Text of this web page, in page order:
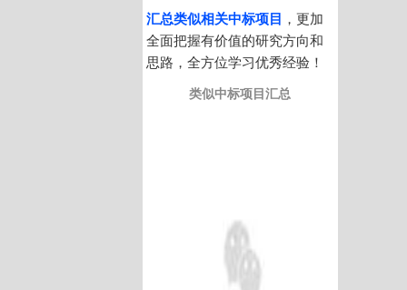
汇总类似相关中标项目
，更加
全面把握有价值的研究方向和
思路，全方位学习优秀经验！
类似中标项目汇总